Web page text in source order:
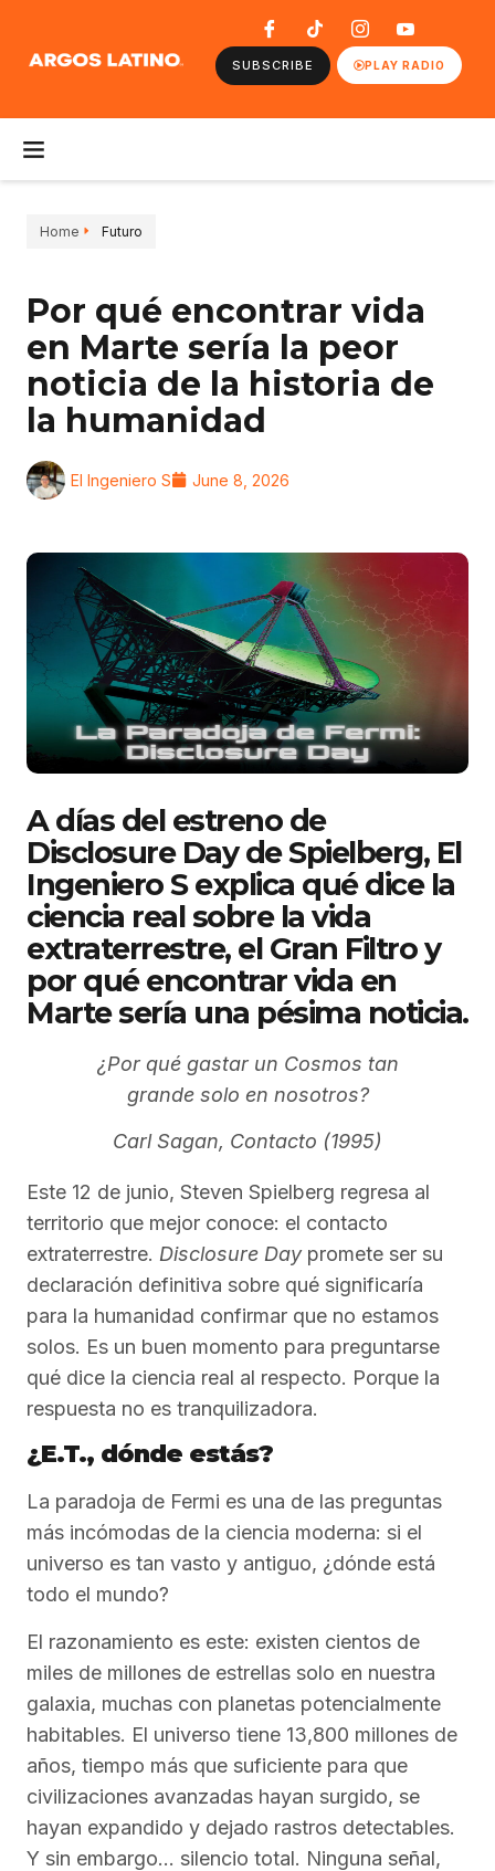
SUBSCRIBE PLAY RADIO
Home Futuro
Por qué encontrar vida
en Marte sería la peor
noticia de la historia de
la humanidad
El Ingeniero S June 8, 2026
A días del estreno de
Disclosure Day de Spielberg, El
Ingeniero S explica qué dice la
ciencia real sobre la vida
extraterrestre, el Gran Filtro y
por qué encontrar vida en
Marte sería una pésima noticia.
¿Por qué gastar un Cosmos tan
grande solo en nosotros?
Carl Sagan, Contacto (1995)
Este 12 de junio, Steven Spielberg regresa al
territorio que mejor conoce: el contacto
extraterrestre. Disclosure Daypromete ser su
declaración definitiva sobre qué significaría
para la humanidad confirmar que no estamos
solos. Es un buen momento para preguntarse
qué dice la ciencia real al respecto. Porque la
respuesta no es tranquilizadora.
¿E.T., dónde estás?
La paradoja de Fermi es una de las preguntas
más incómodas de la ciencia moderna: si el
universo es tan vasto y antiguo, ¿dónde está
todo el mundo?
El razonamiento es este: existen cientos de
miles de millones de estrellas solo en nuestra
galaxia, muchas con planetas potencialmente
habitables. El universo tiene 13,800 millones de
años, tiempo más que suficiente para que
civilizaciones avanzadas hayan surgido, se
hayan expandido y dejado rastros detectables.
Y sin embargo… silencio total. Ninguna señal,